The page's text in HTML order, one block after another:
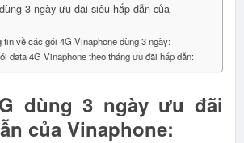
3 ngày ưu đãi siêu hấp dẫn của
tin về các gói 4G Vinaphone dùng 3 ngày:
data 4G Vinaphone theo tháng ưu đãi hấp dẫn:
dùng 3 ngày ưu đãi
của Vinaphone: